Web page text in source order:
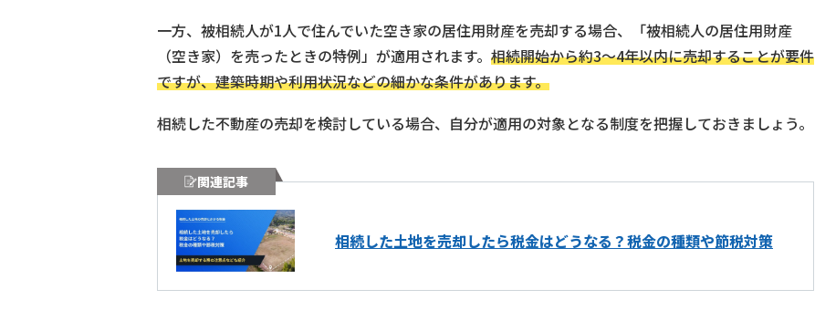
一方、被相続人が1人で住んでいた空き家の居住用財産を売却する場合、「被相続人の居住用財産
（空き家）を売ったときの特例」が適用されます。 相続開始から約3〜4年以内に売却することが要件
ですが、建築時期や利用状況などの細かな条件があります。
相続した不動産の売却を検討している場合、自分が適用の対象となる制度を把握しておきましょう。
関連記事
相続した土地を売却したら税金はどうなる？税金の種類や節税対策